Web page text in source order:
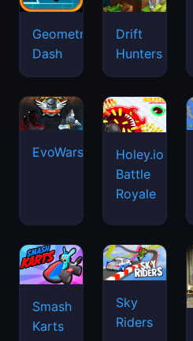
Geometry
Dash
Drift
Hunters
EvoWars.io
Holey.io
Battle
Royale
Smash
Karts
Sky
Riders